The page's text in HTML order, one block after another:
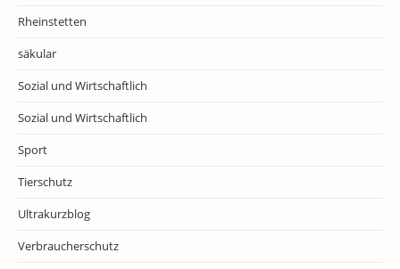
Rheinstetten
säkular
Sozial und Wirtschaftlich
Sozial und Wirtschaftlich
Sport
Tierschutz
Ultrakurzblog
Verbraucherschutz